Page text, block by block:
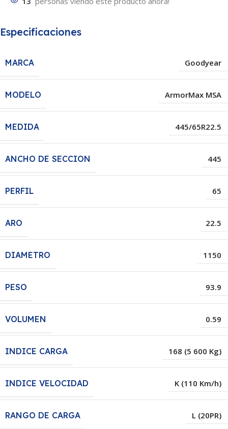
Especificaciones
MARCA Goodyear
MODELO ArmorMax MSA
MEDIDA 445/65R22.5
ANCHO DE SECCION 445
PERFIL 65
ARO 22.5
DIAMETRO 1150
PESO 93.9
VOLUMEN 0.59
INDICE CARGA 168 (5 600 Kg)
INDICE VELOCIDAD K (110 Km/h)
RANGO DE CARGA L (20PR)